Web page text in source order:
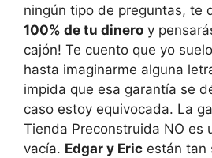
ningún tipo de preguntas, te
100% de tu dinero y
cajón! Te cuento que yo
hasta imaginarme alguna
impida que esa garantía se
caso estoy equivocada. La
Tienda Preconstruida NO es
vacía. Edgar y Eric están tan